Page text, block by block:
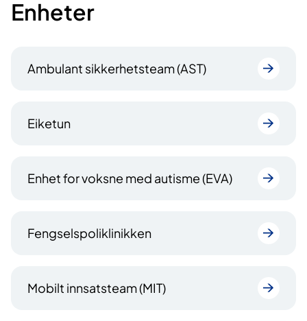
Enheter
Ambulant sikkerhetsteam (AST)
Eiketun
Enhet for voksne med autisme (EVA)
Fengselspoliklinikken
Mobilt innsatsteam (MIT)